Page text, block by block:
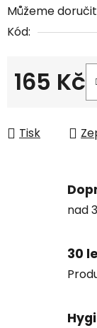
Můžeme
Kód:
165 Kč
Tisk
nad
30